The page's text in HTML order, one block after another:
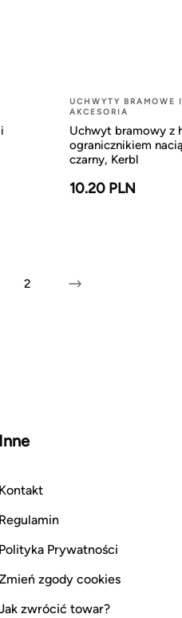
UCHWYTY BRAMOWE I
AKCESORIA
Uchwyt bramowy z
ogranicznikiem
czarny, Kerbl
10.20 PLN
2
Inne
Kontakt
Regulamin
Polityka Prywatności
zgody cookies
zwrócić towar?